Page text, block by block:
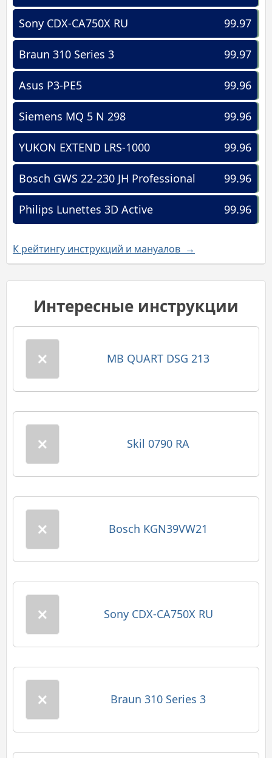
99.97
Sony CDX-CA750X RU
99.97
Braun 310 Series 3
99.96
Asus P3-PE5
99.96
Siemens MQ 5 N 298
99.96
YUKON EXTEND LRS-1000
99.96
Bosch GWS 22-230 JH Professional
99.96
Philips Lunettes 3D Active
К рейтингу инструкций и мануалов →
Интересные инструкции
MB QUART DSG 213
Skil 0790 RA
Bosch KGN39VW21
Sony CDX-CA750X RU
Braun 310 Series 3